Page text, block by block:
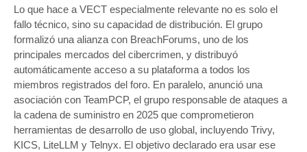
Lo que hace a VECT especialmente relevante no es solo el
fallo técnico, sino su capacidad de distribución. El grupo
formalizó una alianza con BreachForums, uno de los
principales mercados del cibercrimen, y distribuyó
automáticamente acceso a su plataforma a todos los
miembros registrados del foro. En paralelo, anunció una
asociación con TeamPCP, el grupo responsable de ataques a
la cadena de suministro en 2025 que comprometieron
herramientas de desarrollo de uso global, incluyendo Trivy,
KICS, LiteLLM y Telnyx. El objetivo declarado era usar ese